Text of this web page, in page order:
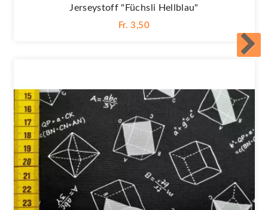
Jerseystoff "Füchsli Hellblau"
Fr. 3,50